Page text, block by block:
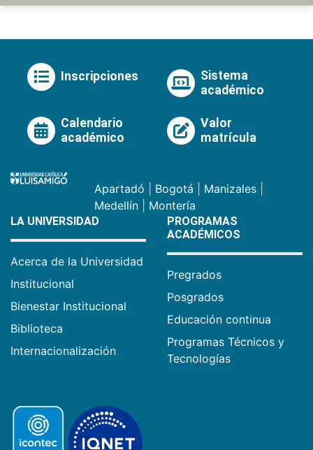
Inscripciones
Sistema
académico
Calendario
académico
Valor
matrícula
Apartadó Bogotá Manizales
Medellín
Montería
LA UNIVERSIDAD
Acerca de la Universidad
Institucional
Bienestar Institucional
Biblioteca
Internacionalización
PROGRAMAS
ACADÉMICOS
Pregrados
Posgrados
Educación continua
Programas Técnicos y
Tecnologías